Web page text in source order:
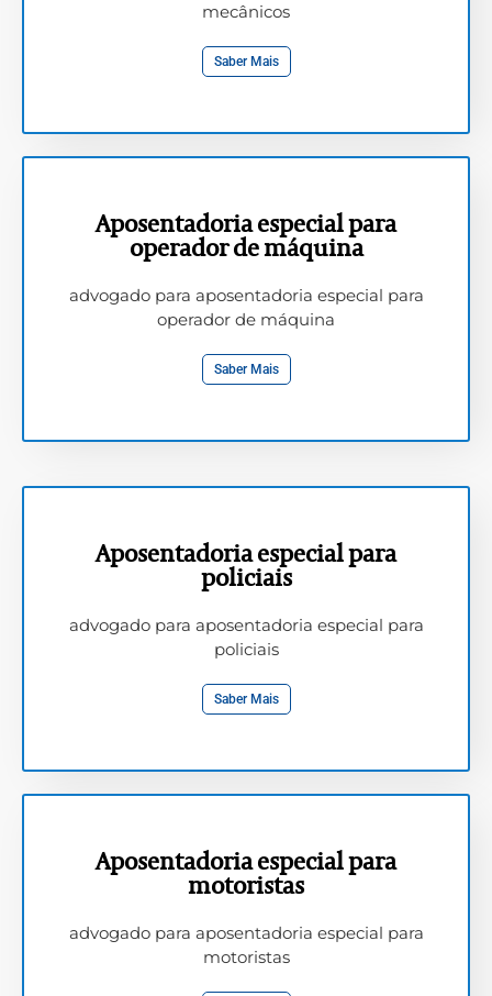
mecânicos
Saber Mais
Aposentadoria especial para
operador de máquina
advogado para aposentadoria especial para
operador de máquina
Saber Mais
Aposentadoria especial para
policiais
advogado para aposentadoria especial para
policiais
Saber Mais
Aposentadoria especial para
motoristas
advogado para aposentadoria especial para
motoristas